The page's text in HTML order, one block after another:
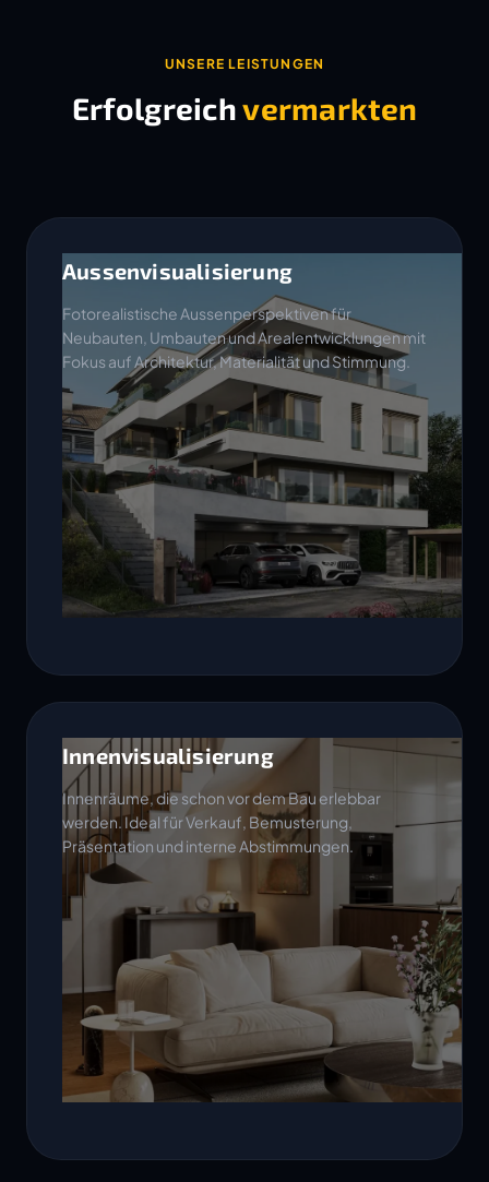
UNSERE LEISTUNGEN
Erfolgreichvermarkten
Aussenvisualisierung
Fotorealistische Aussenperspektiven für
Neubauten, Umbauten und Arealentwicklungen mit
Fokus auf Architektur, Materialität und Stimmung.
Innenvisualisierung
Innenräume, die schon vor dem Bau erlebbar
werden. Ideal für Verkauf, Bemusterung,
Präsentation und interne Abstimmungen.